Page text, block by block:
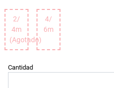
2/
4m
(Agotado)
4/
6m
Cantidad